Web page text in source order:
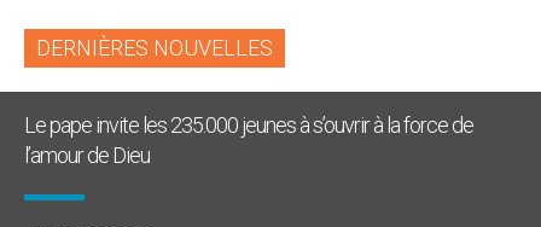
DERNIÈRES NOUVELLES
Le pape invite les 235.000 jeunes à s’ouvrir à la force de
l’amour de Dieu